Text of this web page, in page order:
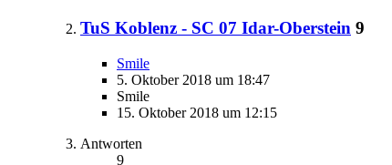
TuS Koblenz - SC 07 Idar-Oberstein 9
Smile
5. Oktober 2018 um 18:47
Smile
15. Oktober 2018 um 12:15
Antworten
9